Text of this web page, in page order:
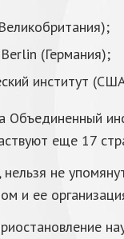
(Германия);
институт
Объединенный
еще 17
не
и ее